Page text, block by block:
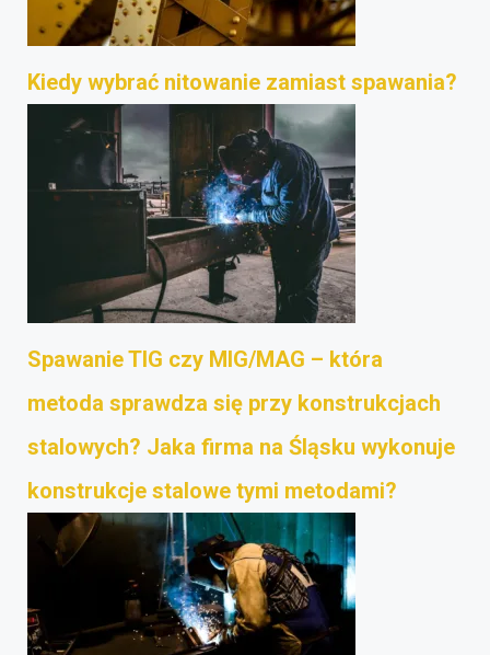
Kiedy wybrać nitowanie zamiast spawania?
Spawanie TIG czy MIG/MAG – która
metoda sprawdza się przy konstrukcjach
stalowych? Jaka firma na Śląsku wykonuje
konstrukcje stalowe tymi metodami?